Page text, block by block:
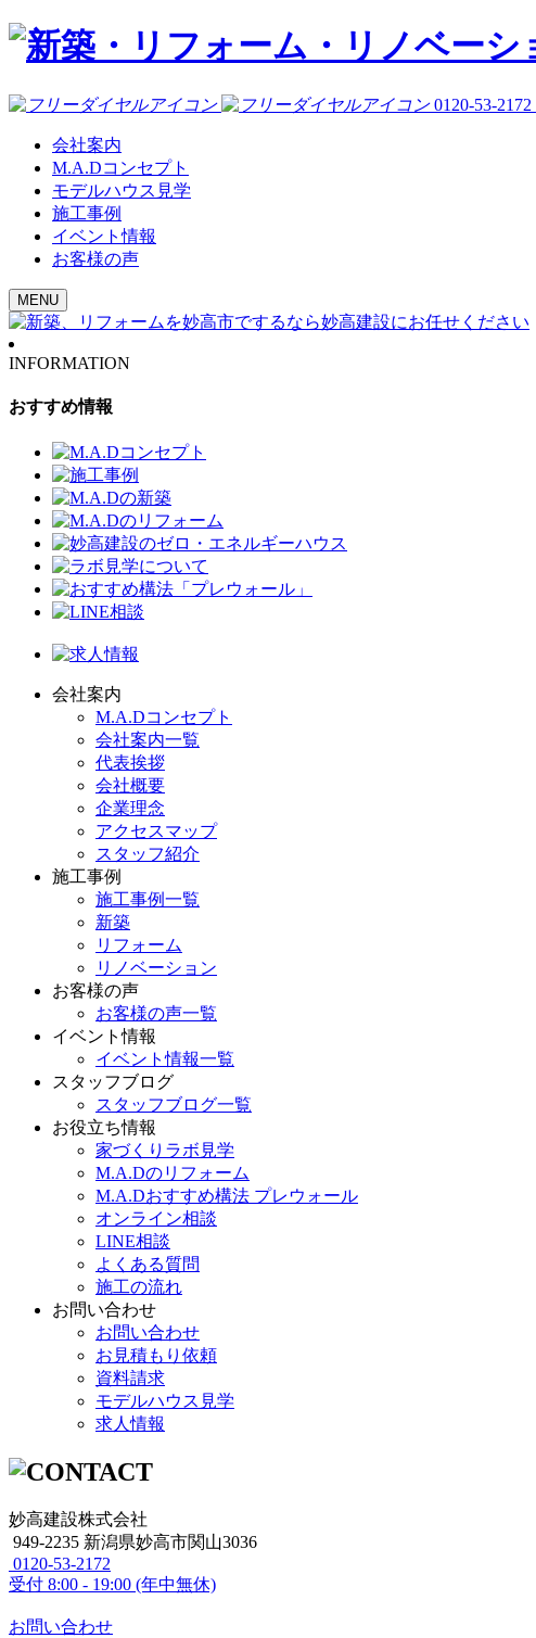
0120-53-2172
会社案内
M.A.Dコンセプト
モデルハウス見学
施工事例
イベント情報
お客様の声
MENU
INFORMATION
おすすめ情報
会社案内
M.A.Dコンセプト
会社案内一覧
代表挨拶
会社概要
企業理念
アクセスマップ
スタッフ紹介
施工事例
施工事例一覧
新築
リフォーム
リノベーション
お客様の声
お客様の声一覧
イベント情報
イベント情報一覧
スタッフブログ
スタッフブログ一覧
お役立ち情報
家づくりラボ見学
M.A.Dのリフォーム
M.A.Dおすすめ構法 プレウォール
オンライン相談
LINE相談
よくある質問
施工の流れ
お問い合わせ
お問い合わせ
お見積もり依頼
資料請求
モデルハウス見学
求人情報
妙高建設株式会社
949-2235 新潟県妙高市関山3036
0120-53-2172
受付 8:00 - 19:00 (年中無休)
お問い合わせ